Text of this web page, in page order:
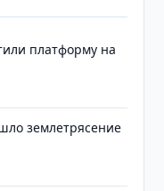
платформу на
землетрясение